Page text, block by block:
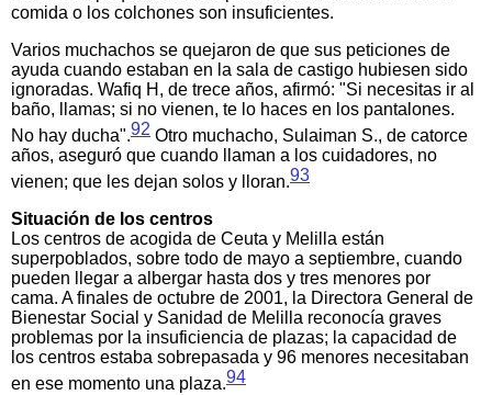
comida o los colchones son insuficientes.
Varios muchachos se quejaron de que sus peticiones de
ayuda cuando estaban en la sala de castigo hubiesen sido
ignoradas. Wafiq H, de trece años, afirmó: "Si necesitas ir al
baño, llamas; si no vienen, te lo haces en los pantalones.
No hay ducha".92 Otro muchacho, Sulaiman S., de catorce
años, aseguró que cuando llaman a los cuidadores, no
vienen; que les dejan solos y lloran.93
Situación de los centros
Los centros de acogida de Ceuta y Melilla están
superpoblados, sobre todo de mayo a septiembre, cuando
pueden llegar a albergar hasta dos y tres menores por
cama. A finales de octubre de 2001, la Directora General de
Bienestar Social y Sanidad de Melilla reconocía graves
problemas por la insuficiencia de plazas; la capacidad de
los centros estaba sobrepasada y 96 menores necesitaban
en ese momento una plaza.94